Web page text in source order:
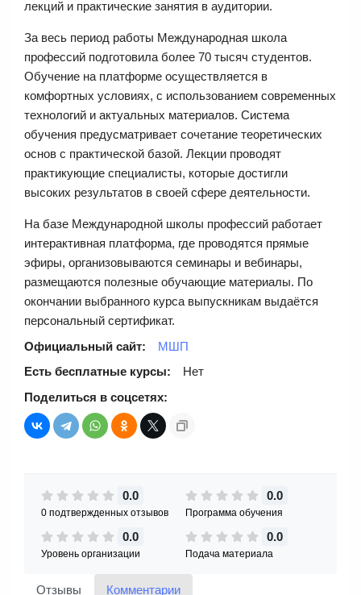
лекций и практические занятия в аудитории.
За весь период работы Международная школа
профессий подготовила более 70 тысяч студентов.
Обучение на платформе осуществляется в
комфортных условиях, с использованием современных
технологий и актуальных материалов. Система
обучения предусматривает сочетание теоретических
основ с практической базой. Лекции проводят
практикующие специалисты, которые достигли
высоких результатов в своей сфере деятельности.
На базе Международной школы профессий работает
интерактивная платформа, где проводятся прямые
эфиры, организовываются семинары и вебинары,
размещаются полезные обучающие материалы. По
окончании выбранного курса выпускникам выдаётся
персональный сертификат.
Официальный сайт:
МШП
Есть бесплатные курсы:
Нет
Поделиться в соцсетях:
0.0
0 подтвержденных отзывов
0.0
Программа обучения
0.0
Уровень организации
0.0
Подача материала
Отзывы Комментарии